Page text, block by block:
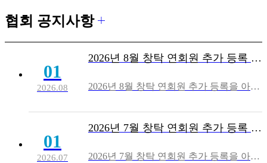
협회 공지사항
01
2026.08
2026년 8월 창탁 연회원 추가 등록 안내입니다.
2026년 8월 창탁 연회원 추가 등록을 아래와 같이 안내 합니다. - 아 래 - 1. 8월 추가등록기간 : 8/1(토) ~ 8/20(목) *. 8/21(토)부터는 회원가입이 되지 않음, "9/1(화)부터 회원가입 가능" 2. 경탁 등록완료 예정일 : 8/27(목) 3. 연회비 입금 계좌 : "농협 3..
01
2026.07
2026년 7월 창탁 연회원 추가 등록 안내입니다.
2026년 7월 창탁 연회원 추가 등록을 아래와 같이 안내 합니다. - 아 래 - 1. 7월 추가등록기간 : 7/1(수) ~ 7/20(월) *. 7/21(화)부터는 회원가입이 되지 않음, "8/1(토)부터 회원가입 가능" 2. 경탁 등록완료 예정일 : 7/27(월) 3. 연회비 입금 계좌 : "농협 3..